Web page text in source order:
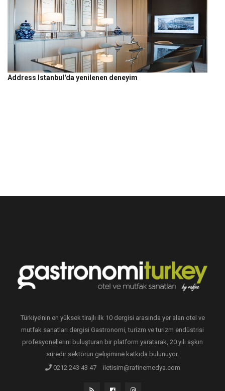
Address Istanbul'da yenilenen deneyim
Türkiye’nin en yüksek tirajlı ilk 10 dergisi arasında yer alan otel ve
mutfak sanatları dergisi Gastronomi, turizm ve turizm endüstrisi
profesyonellerini buluşturan bir platform yaratarak, 20 yılı aşkın
süredir sektörün gelişimine katkıda bulunuyor.
0212 243 43 47
iletisim@rafinemedya.com